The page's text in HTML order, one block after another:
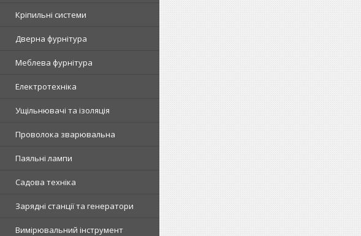
Кріпильні системи
Дверна фурнітура
Меблева фурнітура
Електротехніка
Ущільнювачі та ізоляція
Проволока зварювальна
Паяльні лампи
Садова техніка
Зарядні станції та генератори
Вимірювальний інструмент